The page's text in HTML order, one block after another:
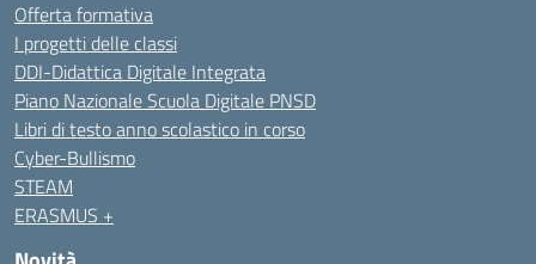
Offerta formativa
I progetti delle classi
DDI-Didattica Digitale Integrata
Piano Nazionale Scuola Digitale PNSD
Libri di testo anno scolastico in corso
Cyber-Bullismo
STEAM
ERASMUS +